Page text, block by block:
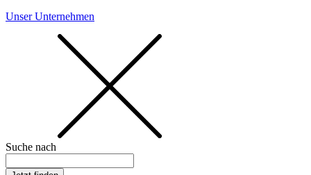
Unser Unternehmen
Suche nach